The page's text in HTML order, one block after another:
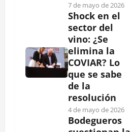
7 de mayo de 2026
Shock en el
sector del
vino: ¿Se
elimina la
COVIAR? Lo
que se sabe
de la
resolución
4 de mayo de 2026
Bodegueros